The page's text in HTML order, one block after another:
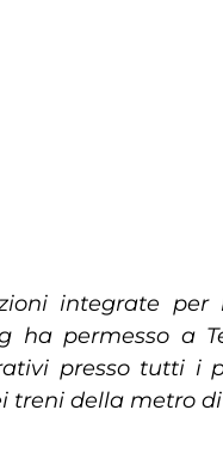
integrate per
ha permesso a
presso tutti i
treni della metro di